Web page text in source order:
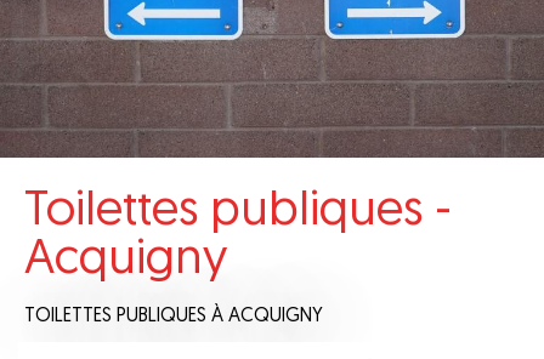
Toilettes publiques -
Acquigny
TOILETTES PUBLIQUES À ACQUIGNY